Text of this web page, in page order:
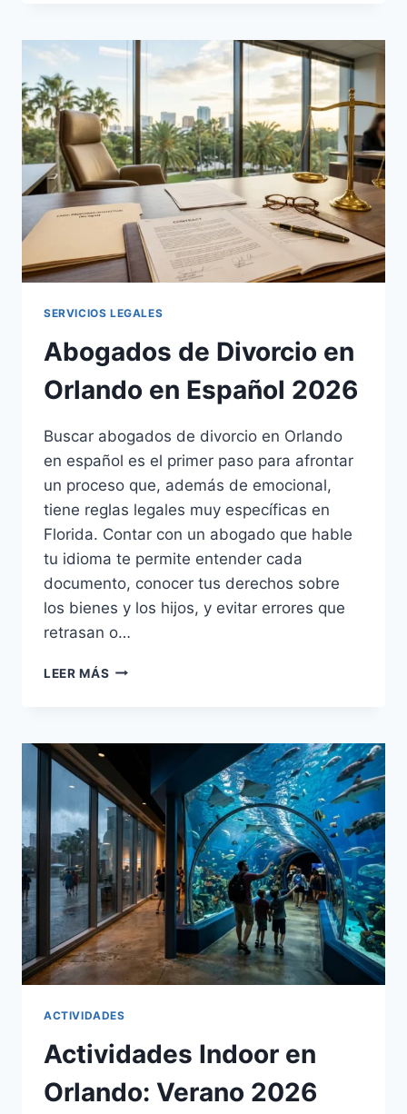
FLORIDA:
DIRECTORIO
SERVICIOS LEGALES
Abogados de Divorcio en
Orlando en Español 2026
Buscar abogados de divorcio en Orlando
en español es el primer paso para afrontar
un proceso que, además de emocional,
tiene reglas legales muy específicas en
Florida. Contar con un abogado que hable
tu idioma te permite entender cada
documento, conocer tus derechos sobre
los bienes y los hijos, y evitar errores que
retrasan o…
LEER MÁS ABOGADOS
ORLANDO
ESPAÑOL
2026
ACTIVIDADES
Actividades Indoor en
Orlando: Verano 2026